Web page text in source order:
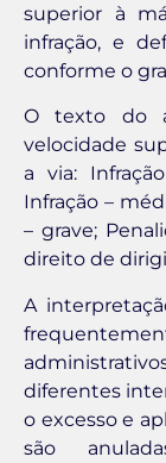
superior à
infração, e
conforme o
O texto do
velocidade
a via:
Infração –
– grave;
direito de
A
diferentes
o excesso e
são